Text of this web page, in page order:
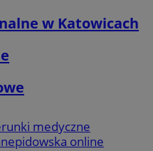
w Katowicach
medyczne
online